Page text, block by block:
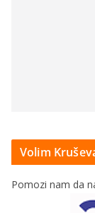
Volim
Pomozi nam da